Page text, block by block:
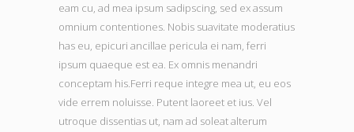
eam cu, ad mea ipsum sadipscing, sed ex assum
omnium contentiones. Nobis suavitate moderatius
has eu, epicuri ancillae pericula ei nam, ferri
ipsum quaeque est ea. Ex omnis menandri
conceptam his.Ferri reque integre mea ut, eu eos
vide errem noluisse. Putent laoreet et ius. Vel
utroque dissentias ut, nam ad soleat alterum